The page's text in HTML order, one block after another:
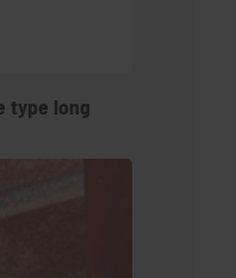
type long